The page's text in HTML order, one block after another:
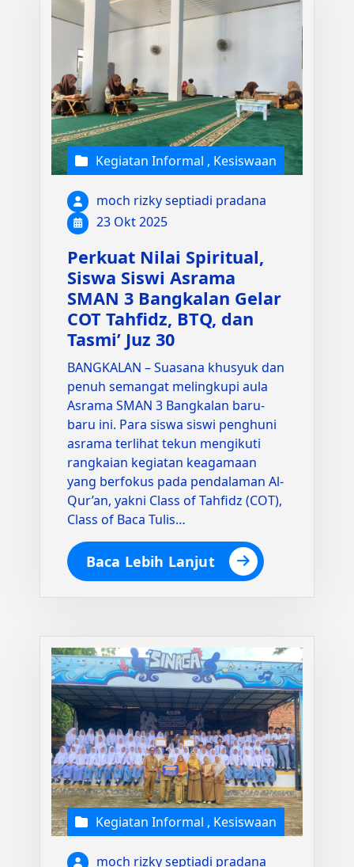
Kegiatan Informal , Kesiswaan
moch rizky septiadi pradana
23 Okt 2025
Perkuat Nilai Spiritual,
Siswa Siswi Asrama
SMAN 3 Bangkalan Gelar
COT Tahfidz, BTQ, dan
Tasmi’ Juz 30
BANGKALAN – Suasana khusyuk dan
penuh semangat melingkupi aula
Asrama SMAN 3 Bangkalan baru-
baru ini. Para siswa siswi penghuni
asrama terlihat tekun mengikuti
rangkaian kegiatan keagamaan
yang berfokus pada pendalaman Al-
Qur’an, yakni Class of Tahfidz (COT),
Class of Baca Tulis…
Baca Lebih Lanjut
Kegiatan Informal , Kesiswaan
moch rizky septiadi pradana